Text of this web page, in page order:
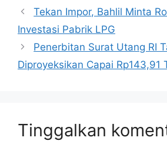
Tekan Impor, Bahlil Minta
Investasi Pabrik LPG
Penerbitan Surat Utang RI
Diproyeksikan Capai Rp143,91
Tinggalkan